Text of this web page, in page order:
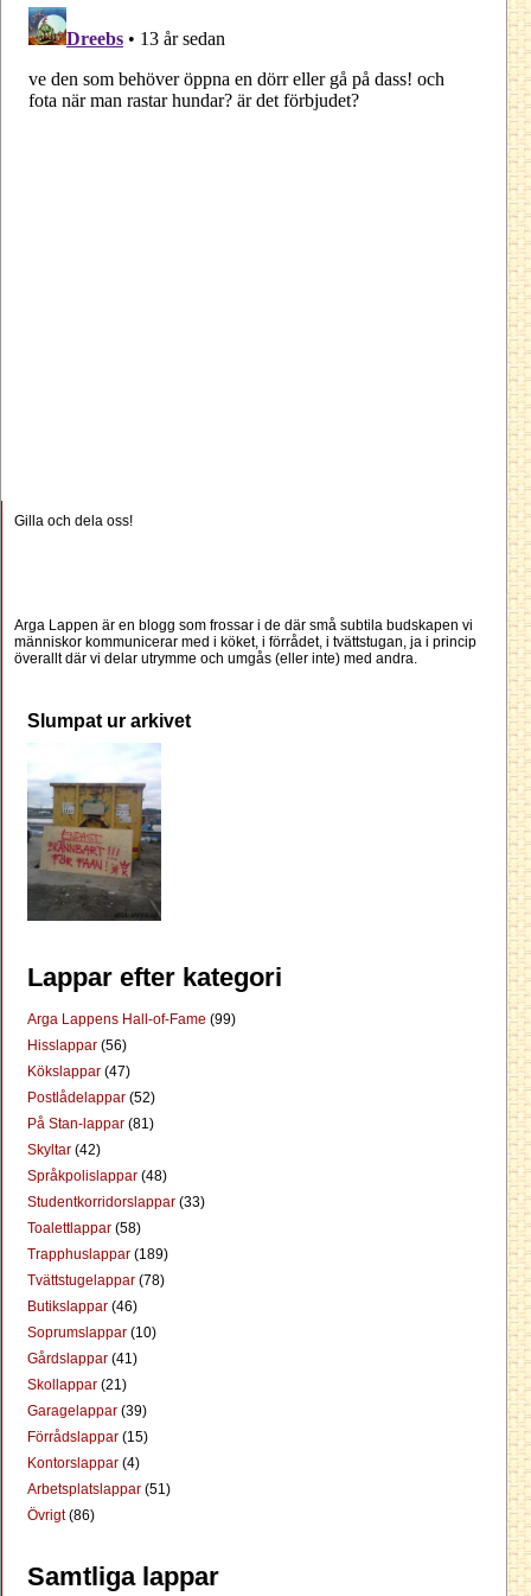
Gilla och dela oss!
Arga Lappen är en blogg som frossar i de där små subtila budskapen vi
människor kommunicerar med i köket, i förrådet, i tvättstugan, ja i princip
överallt där vi delar utrymme och umgås (eller inte) med andra.
Slumpat ur arkivet
Lappar efter kategori
Arga Lappens Hall-of-Fame (99)
Hisslappar (56)
Kökslappar (47)
Postlådelappar (52)
På Stan-lappar (81)
Skyltar (42)
Språkpolislappar (48)
Studentkorridorslappar (33)
Toalettlappar (58)
Trapphuslappar (189)
Tvättstugelappar (78)
Butikslappar (46)
Soprumslappar (10)
Gårdslappar (41)
Skollappar (21)
Garagelappar (39)
Förrådslappar (15)
Kontorslappar (4)
Arbetsplatslappar (51)
Övrigt(86)
Samtliga lappar